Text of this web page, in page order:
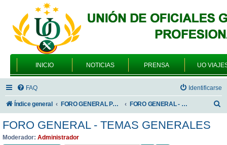
INICIO NOTICIAS PRENSA UO
FAQ Identificarse
Índice general FORO GENERAL PARA TODOS LOS USUARIOS FORO GENERAL - TEMAS GENERALES
FORO GENERAL - TEMAS GENERALES
Moderador: Administrador